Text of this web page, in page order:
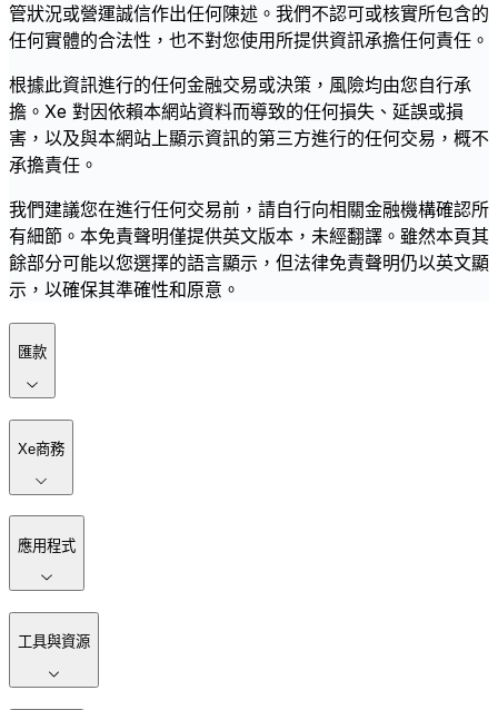
管狀況或營運誠信作出任何陳述。我們不認可或核實所包含的
任何實體的合法性，也不對您使用所提供資訊承擔任何責任。
根據此資訊進行的任何金融交易或決策，風險均由您自行承
擔。Xe 對因依賴本網站資料而導致的任何損失、延誤或損
害，以及與本網站上顯示資訊的第三方進行的任何交易，概不
承擔責任。
我們建議您在進行任何交易前，請自行向相關金融機構確認所
有細節。本免責聲明僅提供英文版本，未經翻譯。雖然本頁其
餘部分可能以您選擇的語言顯示，但法律免責聲明仍以英文顯
示，以確保其準確性和原意。
匯款
Xe商務
應用程式
工具與資源